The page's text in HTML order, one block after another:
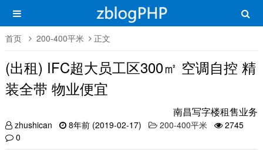
首页 200-400平米 正文
(出租) IFC超大员工区300㎡ 空调自控 精
装全带 物业便宜
南昌写字楼租售业务
zhushican 8年前 (2019-02-17) 200-400平米
2745
0